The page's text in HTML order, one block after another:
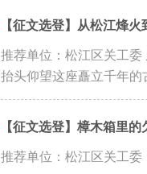
【征文选登】从松江烽火
推荐单位：松江区关工
抬头仰望这座矗立千年的
【征文选登】樟木箱里的
推荐单位：松江区关工